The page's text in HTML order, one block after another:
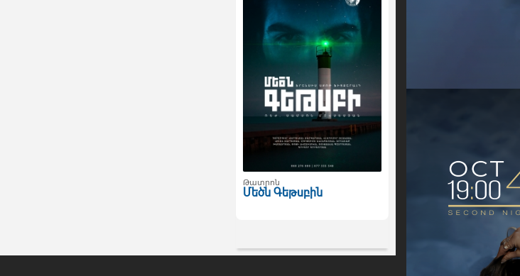
Թատրոն
Մեծն Գեթսբին